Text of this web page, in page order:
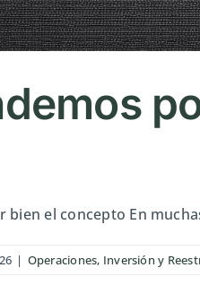
el concepto En
| Operaciones, Inversión y